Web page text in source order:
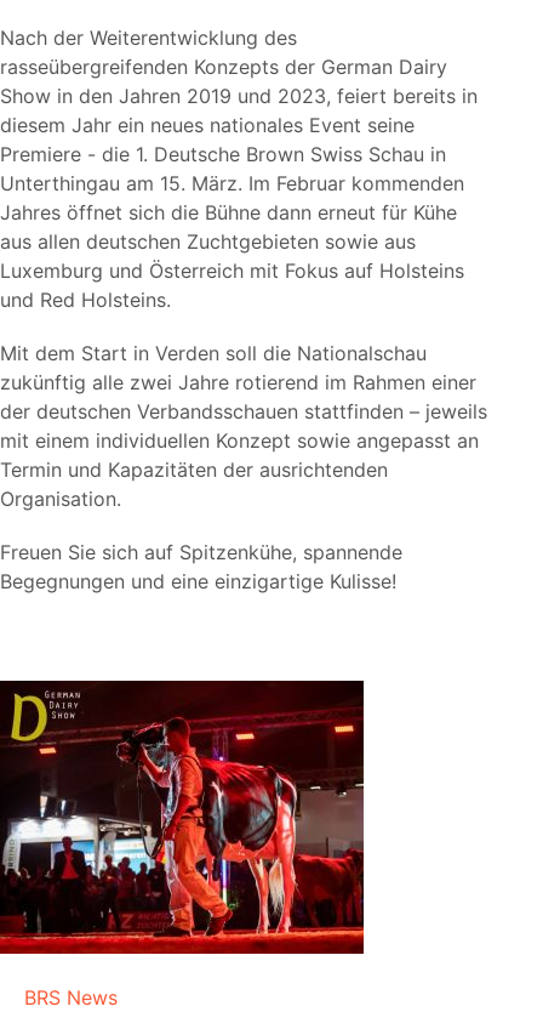
Nach der Weiterentwicklung des
rasseübergreifenden Konzepts der German Dairy
Show in den Jahren 2019 und 2023, feiert bereits in
diesem Jahr ein neues nationales Event seine
Premiere - die 1. Deutsche Brown Swiss Schau in
Unterthingau am 15. März. Im Februar kommenden
Jahres öffnet sich die Bühne dann erneut für Kühe
aus allen deutschen Zuchtgebieten sowie aus
Luxemburg und Österreich mit Fokus auf Holsteins
und Red Holsteins.
Mit dem Start in Verden soll die Nationalschau
zukünftig alle zwei Jahre rotierend im Rahmen einer
der deutschen Verbandsschauen stattfinden – jeweils
mit einem individuellen Konzept sowie angepasst an
Termin und Kapazitäten der ausrichtenden
Organisation.
Freuen Sie sich auf Spitzenkühe, spannende
Begegnungen und eine einzigartige Kulisse!
BRS News